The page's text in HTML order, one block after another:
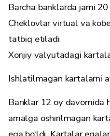
Barcha banklarda jami
Cheklovlar virtual va
tatbiq etiladi
Xorijiy valyutadagi
Ishlatilmagan kartalarni
Banklar 12 oy davomida
amalga oshirilmagan